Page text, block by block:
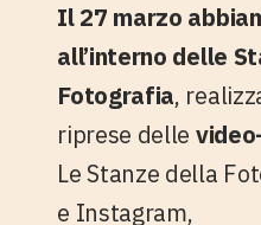
Il 27 marzo
all’interno delle
Fotografia,
riprese delle
Le Stanze della
e Instagram,